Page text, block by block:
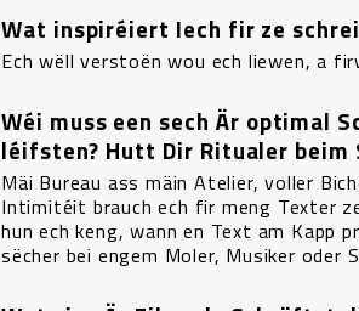
Wat inspiréiert Iech fir ze
Ech wëll verstoën wou ech liewen, a
Wéi muss een sech Är optimal
léifsten? Hutt Dir Ritualer beim
Mäi Bureau ass mäin Atelier, voller
Intimitéit brauch ech fir meng Texter
hun ech keng, wann en Text am Kapp
sëcher bei engem Moler, Musiker oder